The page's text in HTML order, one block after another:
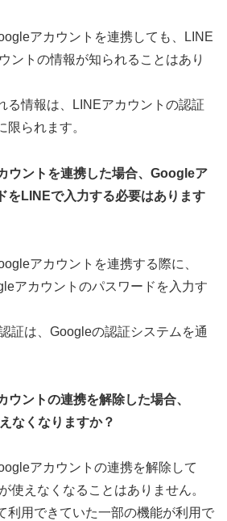
アカウントを連携しても、LINE
ントの情報が知られることはあり
る情報は、LINEアカウントの認証
られます。
ウントを連携した場合、Googleア
をLINEで入力する必要はあります
アカウントを連携する際に、
アカウントのパスワードを入力す
証は、Googleの認証システムを通
ントの連携を解除した場合、
なくなりますか？
アカウントの連携を解除して
使えなくなることはありません。
利用できていた一部の機能が利用で